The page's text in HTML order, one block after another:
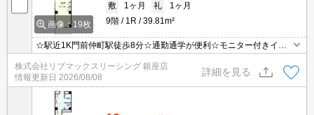
画像：19枚
敷
1ヶ月 礼
1ヶ月
9階
1R 39.81m²
☆駅近1K門前仲町駅徒歩8分☆通勤通学が便利☆モニター付きイン
ターホン・オートロックで設備充実☆
株式会社リブマックスリーシング 銀座店
情報更新日 2026/08/08
詳細を見る